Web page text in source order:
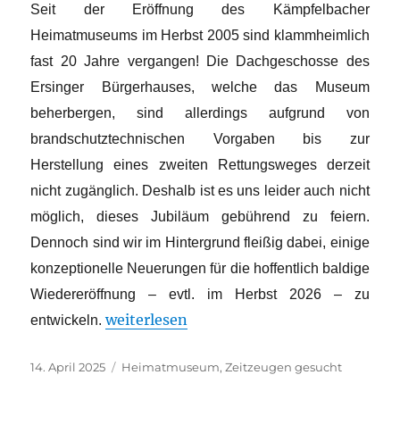
Seit der Eröffnung des Kämpfelbacher
Heimatmuseums im Herbst 2005 sind klammheimlich
fast 20 Jahre vergangen! Die Dachgeschosse des
Ersinger Bürgerhauses, welche das Museum
beherbergen, sind allerdings aufgrund von
brandschutztechnischen Vorgaben bis zur
Herstellung eines zweiten Rettungsweges derzeit
nicht zugänglich. Deshalb ist es uns leider auch nicht
möglich, dieses Jubiläum gebührend zu feiern.
Dennoch sind wir im Hintergrund fleißig dabei, einige
konzeptionelle Neuerungen für die hoffentlich baldige
Wiedereröffnung – evtl. im Herbst 2026 – zu
entwickeln. „Schul-Anekdoten gesucht“
weiterlesen
Veröffentlicht
14. April 2025 Kategorien
Heimatmuseum,Zeitzeugen gesucht